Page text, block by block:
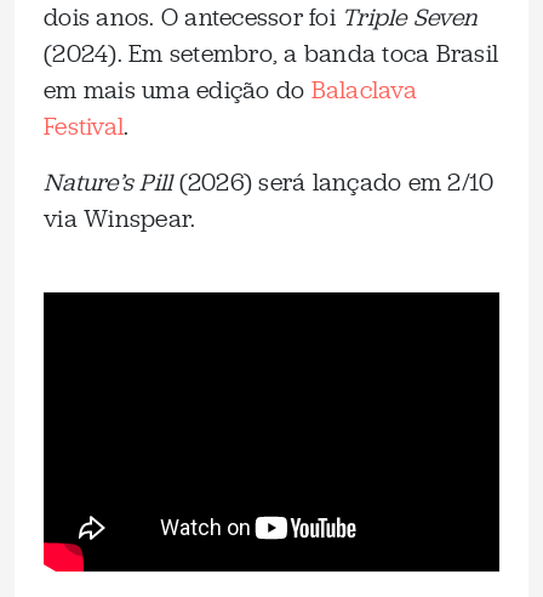
dois anos. O antecessor foi Triple Seven
(2024). Em setembro, a banda toca Brasil
em mais uma edição do Balaclava
Festival.
Nature’s Pill(2026) será lançado em 2/10
via Winspear.